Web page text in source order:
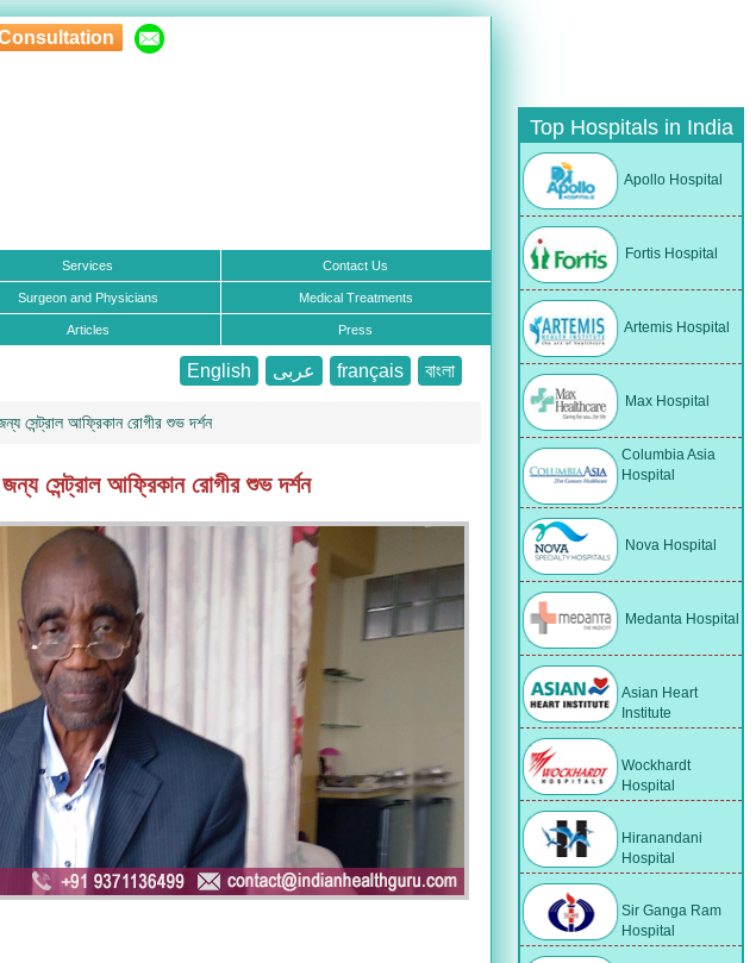
Top Hospitals in India
Apollo Hospital
Fortis Hospital
Artemis Hospital
Max Hospital
Columbia Asia
Hospital
Nova Hospital
Medanta Hospital
Asian Heart
Institute
Wockhardt
Hospital
Hiranandani
Hospital
Sir Ganga Ram
Hospital
Services Contact Us
Surgeon and Physicians Medical Treatments
Articles Press
English عربى français বাংলা
সেন্ট্রাল আফ্রিকান রোগীর শুভ দর্শন
জন্য সেন্ট্রাল আফ্রিকান রোগীর শুভ দর্শন